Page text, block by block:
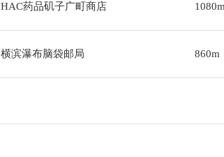
HAC药品矶子广町商店
横滨瀑布脑袋邮局 860m